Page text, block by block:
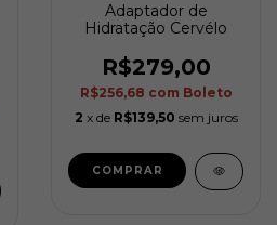
Adaptador de
Hidratação Cervélo
R$279,00
R$256,68 com Boleto
2 x de R$139,50 sem juros
COMPRAR